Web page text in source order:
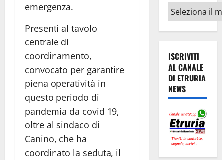
emergenza.
Presenti al tavolo
centrale di
coordinamento,
convocato per garantire
piena operatività in
questo periodo di
pandemia da covid 19,
oltre al sindaco di
Canino, che ha
coordinato la seduta, il
Archivi
ISCRIVITI
AL CANALE
DI ETRURIA
NEWS